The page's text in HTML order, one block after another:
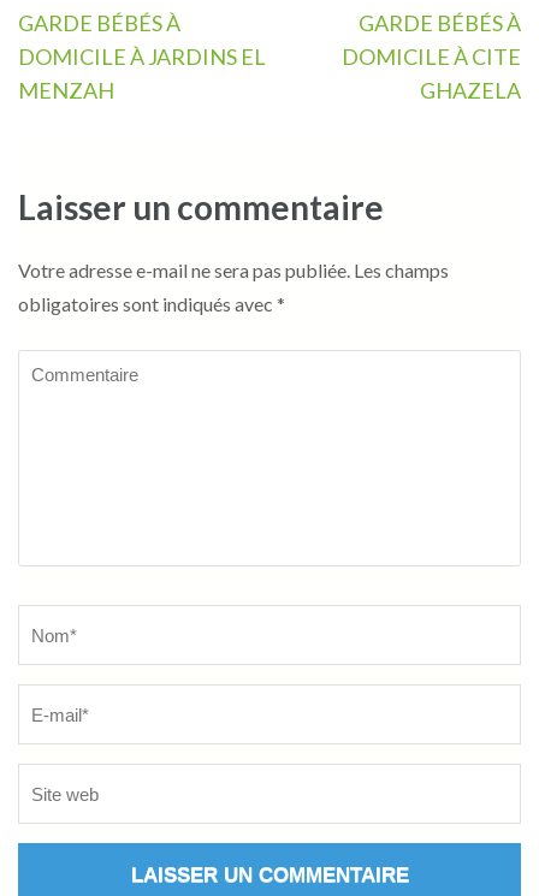
Navigation
de
l’article
GARDE BÉBÉS À
DOMICILE À JARDINS EL
MENZAH
GARDE BÉBÉS À
DOMICILE À CITE
GHAZELA
Laisser un commentaire
Votre adresse e-mail ne sera pas publiée. Les champs
obligatoires sont indiqués avec *
Commentaire